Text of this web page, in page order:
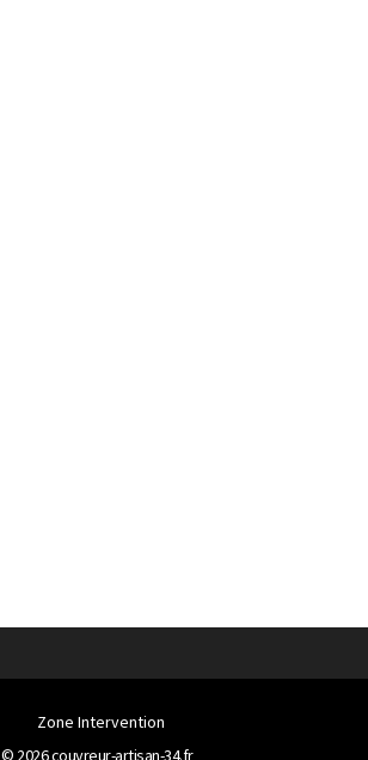
Zone Intervention
© 2026couvreur-artisan-34.fr